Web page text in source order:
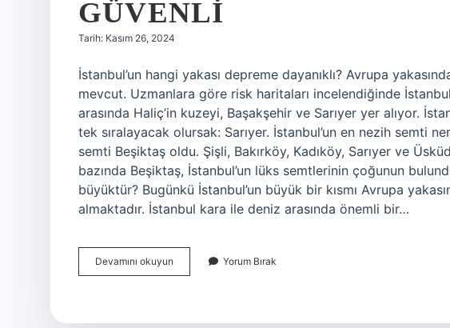
GÜVENLI
Tarih: Kasım 26, 2024
İstanbul’un hangi yakası depreme dayanıklı? Avrupa
mevcut. Uzmanlara göre risk haritaları incelendiğinde
arasında Haliç’in kuzeyi, Başakşehir ve Sarıyer yer alıyor.
tek sıralayacak olursak: Sarıyer. İstanbul’un en nezih semti
semti Beşiktaş oldu. Şişli, Bakırköy, Kadıköy, Sarıyer ve
bazında Beşiktaş, İstanbul’un lüks semtlerinin çoğunun
büyüktür? Bugünkü İstanbul’un büyük bir kısmı Avrupa
almaktadır. İstanbul kara ile deniz arasında önemli bir…
Devamını okuyun Istanbulun
Hangi
Yorum Bırak